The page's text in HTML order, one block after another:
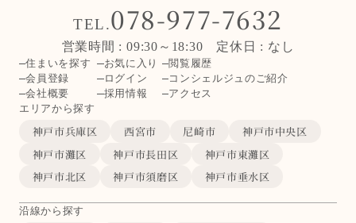
TEL.078-977-7632
営業時間 : 09:30～18:30 定休日 : なし
住まいを探す お気に入り
閲覧履歴
会員登録
ログイン
コンシェルジュのご紹介
会社概要
採用情報
アクセス
エリアから探す
神戸市兵庫区 西宮市 尼崎市
神戸市中央区
神戸市灘区
神戸市長田区
神戸市東灘区
神戸市北区
神戸市須磨区 神戸市垂水区
沿線から探す